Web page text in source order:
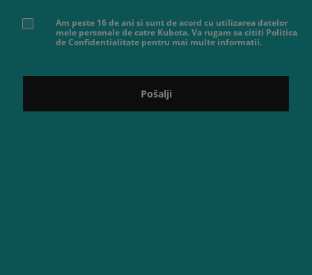
Am peste 16 de ani si sunt de acord cu utilizarea datelor
mele personale de catre Kubota. Va rugam sa cititi Politica
de Confidentialitate pentru mai multe informatii.
Pošalji